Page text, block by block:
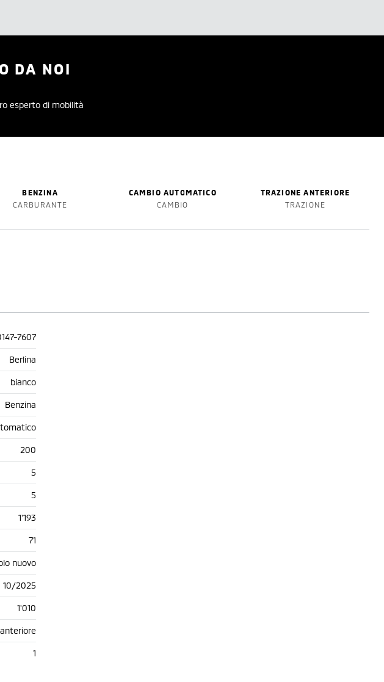
DA NOI
esperto di mobilità
BENZINA
CARBURANTE
CAMBIO AUTOMATICO
CAMBIO
TRAZIONE ANTERIORE
TRAZIONE
7607
Berlina
bianco
Benzina
200
5
5
1'193
71
nuovo
10/2025
1'010
1